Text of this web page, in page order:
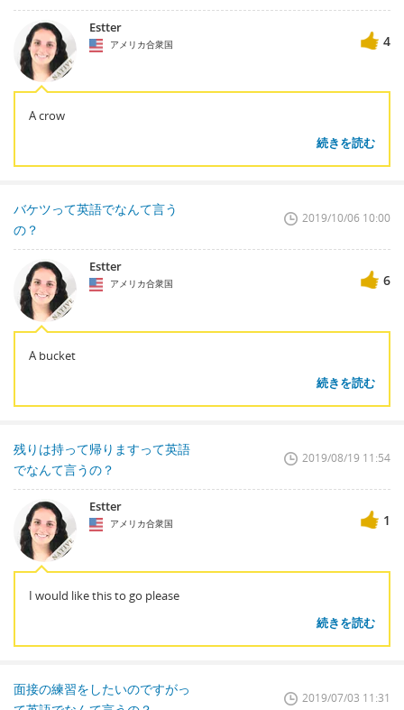
Estter
アメリカ合衆国 4
A crow
続きを読む
バケツって英語でなんて言う
の？
2019/10/06 10:00
Estter
アメリカ合衆国 6
A bucket
続きを読む
残りは持って帰りますって英語
でなんて言うの？
2019/08/19 11:54
Estter
アメリカ合衆国 1
I would like this to go please
続きを読む
面接の練習をしたいのですがっ
2019/07/03 11:31